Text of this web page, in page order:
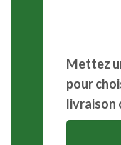
Mettez
pour
livraison